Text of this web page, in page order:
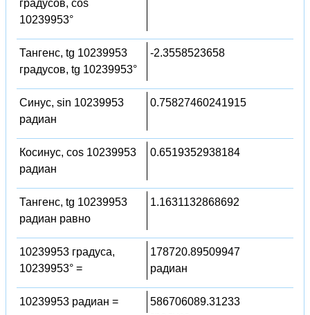
градусов, cos
10239953°
Тангенс, tg 10239953
градусов, tg 10239953°
-2.3558523658
Синус, sin 10239953
радиан
0.75827460241915
Косинус, cos 10239953
радиан
0.6519352938184
Тангенс, tg 10239953
радиан равно
1.1631132868692
10239953 градуса,
10239953° =
178720.89509947
радиан
10239953 радиан =
586706089.31233